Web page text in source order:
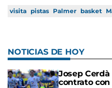
visita pistas Palmer basket
NOTICIAS DE HOY
Josep
contrato con